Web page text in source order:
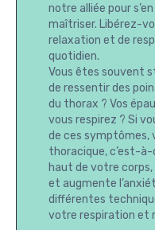
notre alliée pour
maîtriser. Libérez-
relaxation et de
quotidien.
Vous êtes souvent
de ressentir des
du thorax ? Vos
vous respirez ? Si
de ces symptômes,
thoracique, c’est-à-
haut de votre
et augmente
différentes
votre respiration et